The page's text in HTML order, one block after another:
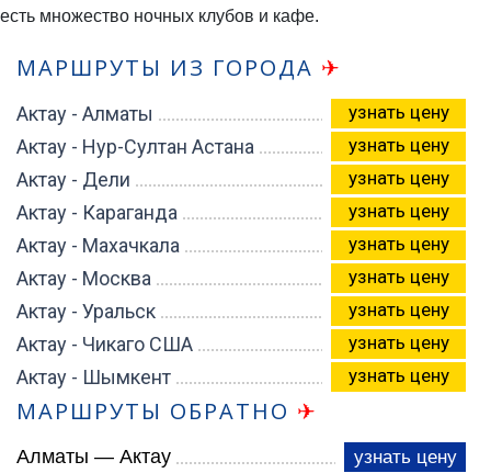
есть множество ночных клубов и кафе.
МАРШРУТЫ ИЗ ГОРОДА ✈
Актау - Алматы узнать цену
Актау - Нур-Султан Астана узнать цену
Актау - Дели узнать цену
Актау - Караганда узнать цену
Актау - Махачкала узнать цену
Актау - Москва узнать цену
Актау - Уральск узнать цену
Актау - Чикаго США узнать цену
Актау - Шымкент узнать цену
МАРШРУТЫ ОБРАТНО ✈
Алматы — Актау узнать цену